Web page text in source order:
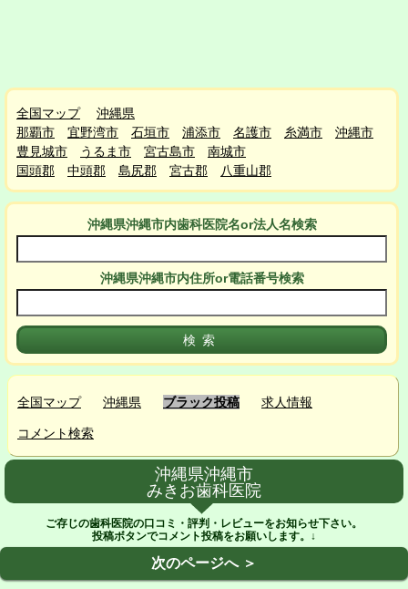
全国マップ
沖縄県
那覇市
宜野湾市 石垣市 浦添市 名護市 糸満市
沖縄市
豊見城市
うるま市 宮古島市
南城市
国頭郡
中頭郡 島尻郡 宮古郡 八重山郡
沖縄県沖縄市内歯科医院名or法人名検索
沖縄県沖縄市内住所or電話番号検索
全国マップ 沖縄県 ブラック投稿 求人情報
コメント検索
沖縄県沖縄市
みきお歯科医院
ご存じの歯科医院の口コミ・評判・レビューをお知らせ下さい。
投稿ボタンでコメント投稿をお願いします。↓
次のページへ ＞